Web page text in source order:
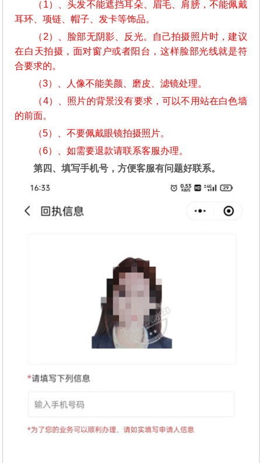
（1）、头发不能遮挡耳朵、眉毛、肩膀，不能佩戴
耳环、项链、帽子、发卡等饰品。
（2）、脸部无阴影、反光。自己拍摄照片时，建议
在白天拍摄，面对窗户或者阳台，这样脸部光线就是符
合要求的。
（3）、人像不能美颜、磨皮、滤镜处理。
（4）、照片的背景没有要求，可以不用站在白色墙
的前面。
（5）、不要佩戴眼镜拍摄照片。
（6）、如需要退款请联系客服办理。
第四、填写手机号，方便客服有问题好联系。